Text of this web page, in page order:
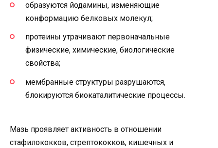
образуются йодамины, изменяющие
конформацию белковых молекул;
протеины утрачивают первоначальные
физические, химические, биологические
свойства;
мембранные структуры разрушаются,
блокируются биокаталитические процессы.
Мазь проявляет активность в отношении
стафилококков, стрептококков, кишечных и